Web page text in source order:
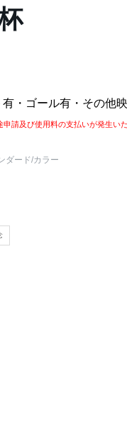
・ゴール有・その他映
請及び使用料の支払いが発生いた
ダード/カラー